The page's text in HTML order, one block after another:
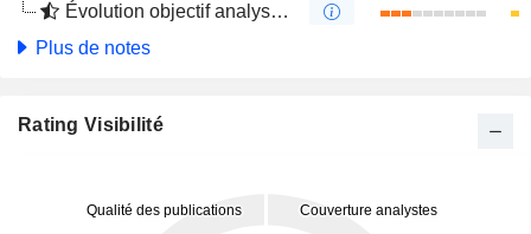
Évolution objectif analystes 4 mois
Plus de notes
Rating Visibilité